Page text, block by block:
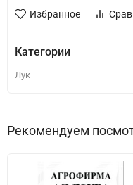
Избранное
Категории
Лук
Рекомендуем